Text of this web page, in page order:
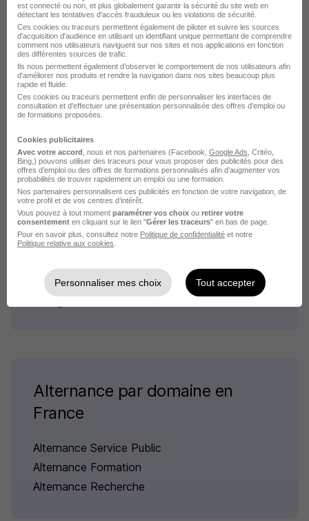
Alternance par métier dans le
domaine Enseignement
Alternance Educateur spécialisé
Alternance Animatrice petite enfance
Alternance Assistant d'éducation
Alternance Moniteur éducateur
Alternance Aide éducateur
Alternance Gestionnaire de scolarité
Parcourir toutes les offres d'alternance du domaine
Alternance par domaine en
France
Alternance Service Public
Alternance Formation
Alternance Recherche
est connecté ou non, et plus globalement garantir la sécurité du site web en
détectant les tentatives d'accès frauduleux ou les violations de sécurité.
Ces cookies ou traceurs permettent également de piloter et suivre les sources
d'acquisition d'audience en utilisant un identifiant unique permettant de comprendre
comment nos utilisateurs naviguent sur nos sites et nos applications en fonction
des différentes sources de trafic.
Ils nous permettent également d’observer le comportement de nos utilisateurs afin
d'améliorer nos produits et rendre la navigation dans nos sites beaucoup plus
rapide et fluide.
Ces cookies ou traceurs permettent enfin de personnaliser les interfaces de
consultation et d'effectuer une présentation personnalisée des offres d'emploi ou
de formations proposées.
Cookies publicitaires
Avec votre accord , nous et nos partenaires (Facebook, Google Ads , Critéo,
Bing,) pouvons utiliser des traceurs pour vous proposer des publicités pour des
offres d’emploi ou des offres de formations personnalisés afin d’augmenter vos
probabilités de trouver rapidement un emploi ou une formation.
Nos partenaires personnalisent ces publicités en fonction de votre navigation, de
votre profil et de vos centres d’intérêt.
Vous pouvez à tout moment paramétrer vos choix ou retirer votre
consentement en cliquant sur le lien "Gérer les traceurs" en bas de page.
Pour en savoir plus, consultez notre Politique de confidentialité et notre
Politique relative aux cookies
Personnaliser mes choix Tout accepter